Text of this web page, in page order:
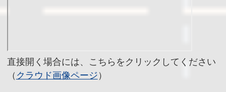
直接開く場合には、こちらをクリックしてください
（ クラウド画像ページ ）